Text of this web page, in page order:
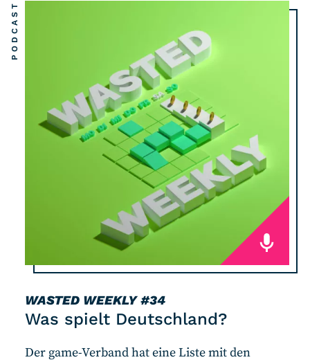
WASTED WEEKLY#34
Was spielt Deutschland?
PODCAST
Der game-Verband hat eine Liste mit den